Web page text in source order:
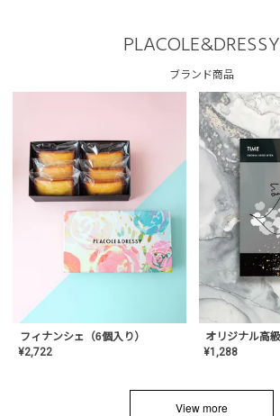
PLACOLE&DRESSY
ブランド商品
フィナンシェ（6個入り）
¥2,722 ¥1,288
View more